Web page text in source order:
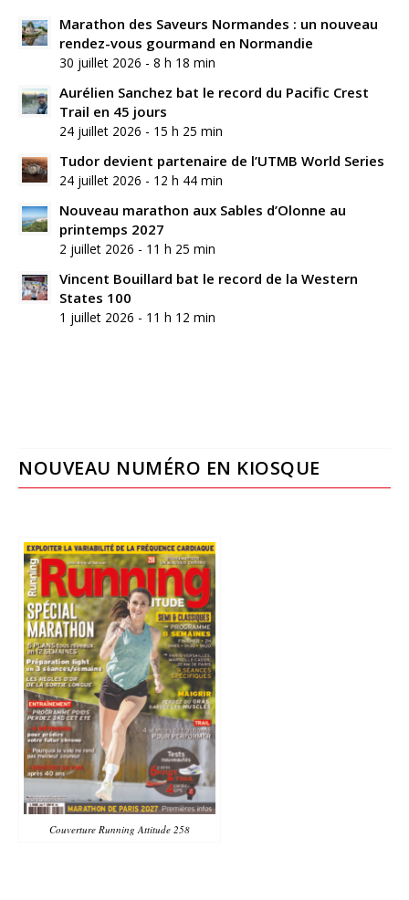
Marathon des Saveurs Normandes : un nouveau
rendez-vous gourmand en Normandie
30 juillet 2026 - 8 h 18 min
Aurélien Sanchez bat le record du Pacific Crest
Trail en 45 jours
24 juillet 2026 - 15 h 25 min
Tudor devient partenaire de l’UTMB World Series
24 juillet 2026 - 12 h 44 min
Nouveau marathon aux Sables d’Olonne au
printemps 2027
2 juillet 2026 - 11 h 25 min
Vincent Bouillard bat le record de la Western
States 100
1 juillet 2026 - 11 h 12 min
NOUVEAU NUMÉRO EN KIOSQUE
Couverture Running Attitude 258